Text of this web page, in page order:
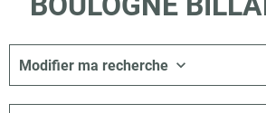
Modifier ma recherche